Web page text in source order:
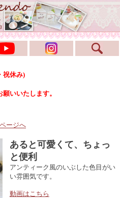
祝休み)
いいたします。
ージへ
あると可愛くて、ちょっ
と便利
アンティーク風のいぶした色目がい
い雰囲気です。
動画はこちら